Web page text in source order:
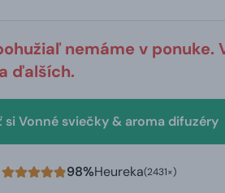
nemáme v ponuke.
ďalších.
si Vonné sviečky & aroma difuzéry
98%Heureka(2431×)